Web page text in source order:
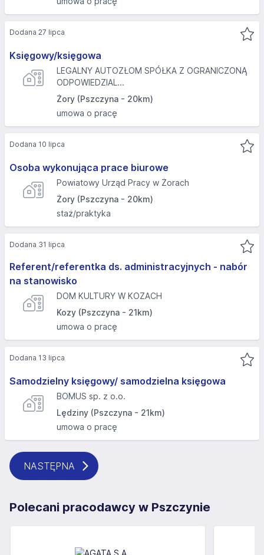
Księgowy/księgowa
LEGALNY AUTOZŁOM SPÓŁKA Z OGRANICZONĄ
ODPOWIEDZIAL...
Żory (Pszczyna - 20km)
umowa o pracę
Dodana 27 lipca
Osoba wykonująca prace biurowe
Powiatowy Urząd Pracy w Żorach
Żory (Pszczyna - 20km)
staż/praktyka
Dodana 10 lipca
Referent/referentka ds. administracyjnych - nabór
na stanowisko
DOM KULTURY W KOZACH
Kozy (Pszczyna - 21km)
umowa o pracę
Dodana 31 lipca
Samodzielny księgowy/ samodzielna księgowa
BOMUS sp. z o.o.
Lędziny (Pszczyna - 21km)
umowa o pracę
Dodana 13 lipca
NASTĘPNA
Polecani pracodawcy w Pszczynie